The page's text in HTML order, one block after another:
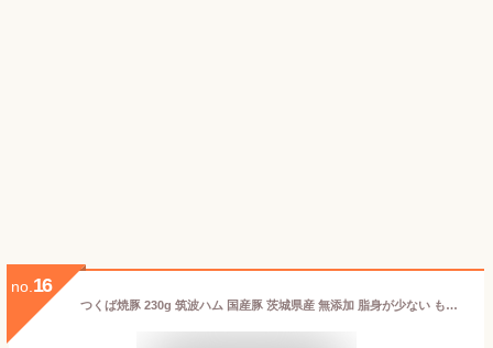
no. 16
つくば焼豚 230g 筑波ハム 国産豚 茨城県産 無添加 脂身が少ない もも肉 あす楽